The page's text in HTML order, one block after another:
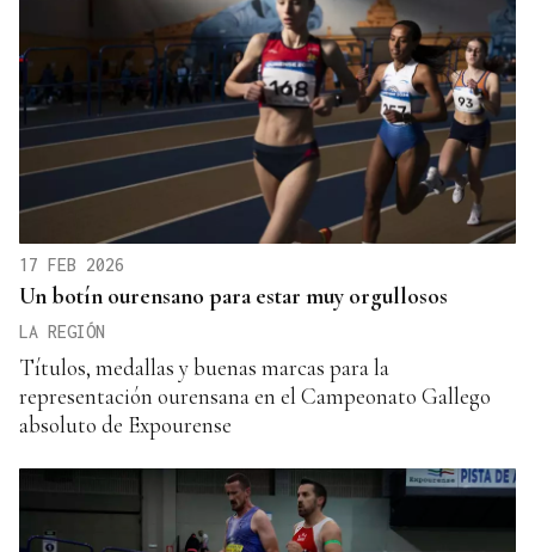
17 FEB 2026
Un botín ourensano para estar muy orgullosos
LA REGIÓN
Títulos, medallas y buenas marcas para la
representación ourensana en el Campeonato Gallego
absoluto de Expourense